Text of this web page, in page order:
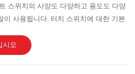
조절기에 사용되는 스위치입니다. 당사
즈 (4...
스위치의 사양도 다양하고 용도도 다양
사용됩니다. 터치 스위치에 대한 기본
작동하지 않을 수 있습니다. 이러한 상
제조사인 강원전자는 일상 생활에서 택
시오